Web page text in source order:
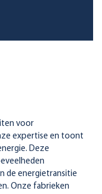
voor
expertise en toont
Deze
de energietransitie
Onze fabrieken